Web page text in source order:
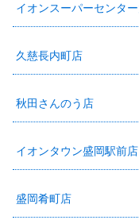
久慈長内町店
秋田さんのう店
イオンタウン盛岡駅前店
盛岡肴町店